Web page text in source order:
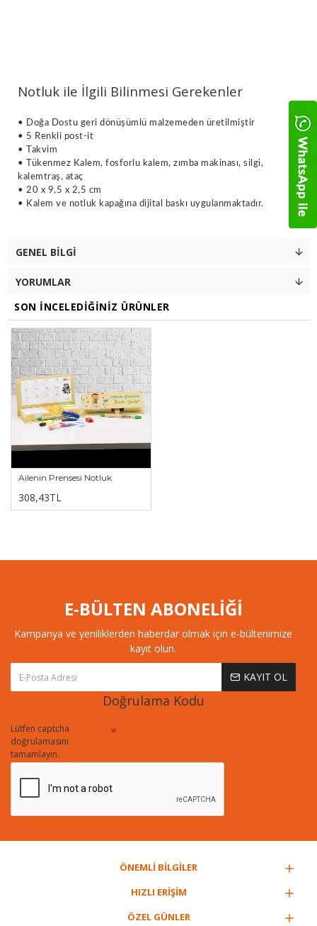
​Notluk ile İlgili Bilinmesi Gerekenler
• Doğa Dostu geri dönüşümlü malzemeden üretilmiştir
• 5 Renkli post-it
• Takvim
• Tükenmez Kalem, fosforlu kalem, zımba makinası, silgi,
kalemtraş, ataç
• 20 x 9,5 x 2,5 cm
• Kalem ve notluk kapağına dijital baskı uygulanmaktadır.
GENEL BILGI
YORUMLAR
SON İNCELEDIĞINIZ ÜRÜNLER
Ailenin Prensesi Notluk
308,43TL
E-BÜLTEN ABONELİĞİ
Kampanya ve yeniliklerden haberdar olmak için e-bültenimize
kayıt olun.
KAYIT OL
Doğrulama Kodu
Lütfen captcha
doğrulamasını
tamamlayın.
ÖNEMLİ BİLGİLER
HIZLI ERİŞİM
ÖZEL GÜNLER